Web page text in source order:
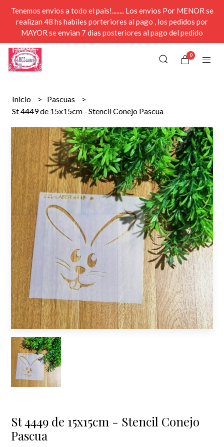
Tenemos envios a todo el pais!........ Los envios Por MENOR se
realizan 48 hs habiles porteriores al pago , los pedidos por
MAYOR se envian 7 dias posteriores al pago del pedido
0
Inicio
Pascuas
St 4449 de 15x15cm - Stencil Conejo Pascua
St 4449 de 15x15cm - Stencil Conejo
Pascua